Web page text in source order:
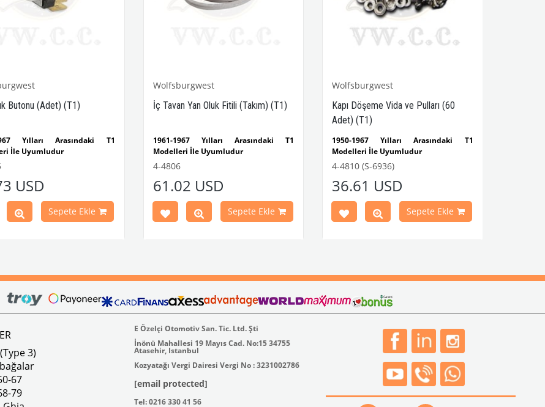
Butonu (Adet) (T1)
Yılları Arasındaki T1
İle Uyumludur
USD
Sepete Ekle
Wolfsburgwest
İç Tavan Yan Oluk Fitili (Takım) (T1)
1961-1967 Yılları Arasındaki T1
Modelleri İle Uyumludur
VWCC Parça No : 4-4806 OEM Parça No
4-4806
61.02 USD
Sepete Ekle
Wolfsburgwest
Kapı Döşeme Vida ve Pulları (60
Adet) (T1)
1950-1967 Yılları Arasındaki T1
Modelleri İle Uyumludur
Bir paket içinde 60 adet vida ve
somun bulunur.
VWCC Parça No : 4-4810 OEM Parça No
: 211863615
4-4810 (S-6936)
36.61 USD
Sepete Ekle
3)
67
79
E Özelçi Otomotiv San. Tic. Ltd. Şti
İnönü Mahallesi 19 Mayıs Cad. No:15 34755
Atasehir, Istanbul
Kozyatağı Vergi Dairesi Vergi No : 3231002786
[email protected]
Tel: 0216 330 41 56